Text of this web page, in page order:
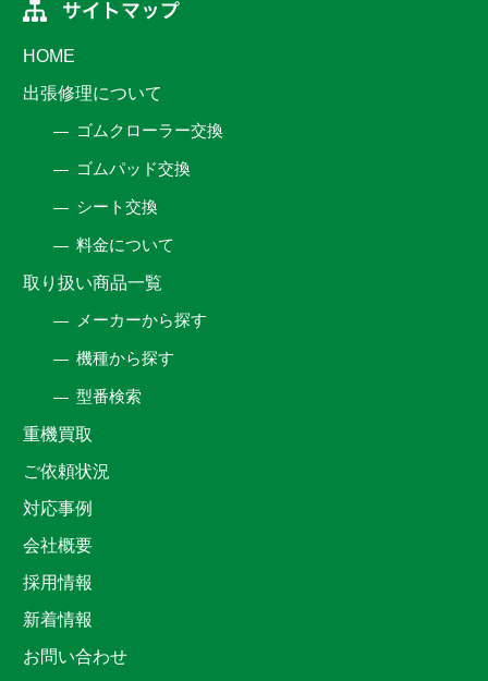
HOME
出張修理について
ゴムクローラー交換
ゴムパッド交換
シート交換
料金について
取り扱い商品一覧
メーカーから探す
機種から探す
型番検索
重機買取
ご依頼状況
対応事例
会社概要
採用情報
新着情報
お問い合わせ